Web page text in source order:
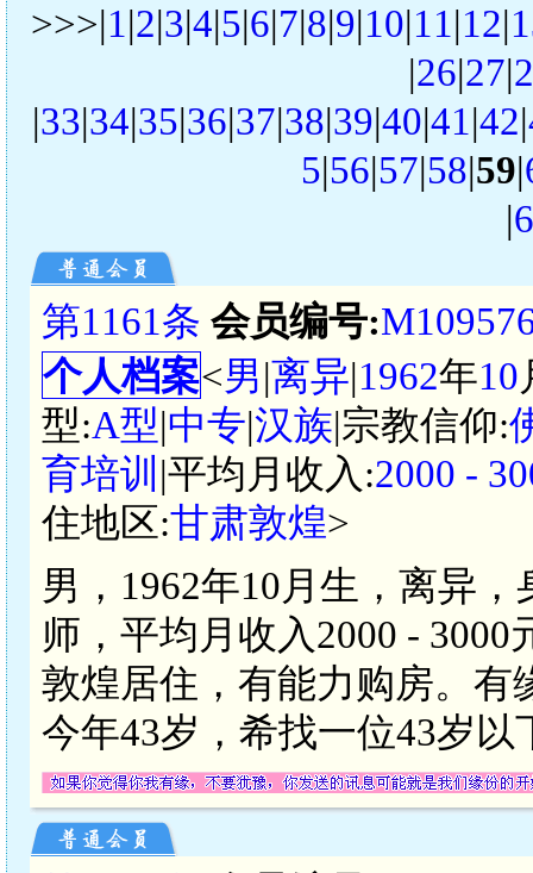
>>>|1|2|3|4|5|6|7|8|9|10|11|12|
|26|27|
|33|34|35|36|37|38|39|40|41|42|
5|56|57|58|59|
|
第1161条 会员编号:
个人档案<男|离异|1962年10
型:A型|中专|汉族|宗教信仰:
育培训 |平均月收入:2000 -
住地区:甘肃敦煌>
男，1962年10月生，离异
师，平均月收入2000 -
敦煌居住，有能力购房。有
今年43岁，希找一位43岁